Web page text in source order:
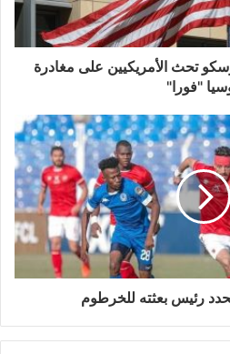
تحث الأمريكيين على مغادرة
"فورا"
رئيس بعثته للخرطوم